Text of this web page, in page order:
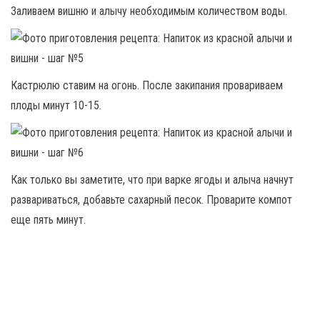
Заливаем вишню и алычу необходимым количеством воды.
Кастрюлю ставим на огонь. После закипания провариваем
плоды минут 10-15.
Как только вы заметите, что при варке ягоды и алыча начнут
развариваться, добавьте сахарный песок. Проварите компот
еще пять минут.